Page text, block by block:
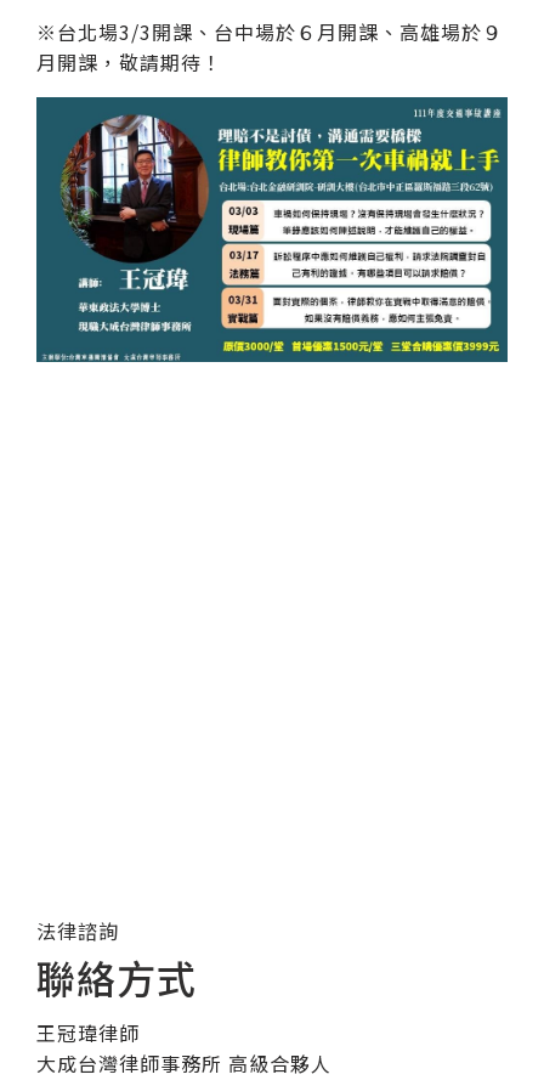
※台北場3/3開課、台中場於６月開課、高雄場於９
月開課，敬請期待！
法律諮詢
聯絡方式
王冠瑋律師
大成台灣律師事務所 高級合夥人